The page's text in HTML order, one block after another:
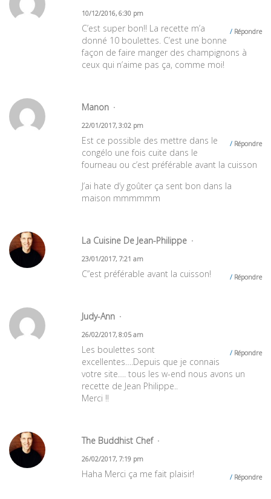
10/12/2016, 6:30 pm
Répondre
C’est super bon!! La recette m’a
donné 10 boulettes. C’est une bonne
façon de faire manger des champignons à
ceux qui n’aime pas ça, comme moi!
Manon
22/01/2017, 3:02 pm
Répondre
Est ce possible des mettre dans le
congélo une fois cuite dans le
fourneau ou c’est préférable avant la cuisson
J’ai hate d’y goûter ça sent bon dans la
maison mmmmmm
La Cuisine De Jean-Philippe
23/01/2017, 7:21 am
Répondre
C”est préférable avant la cuisson!
Judy-Ann
26/02/2017, 8:05 am
Répondre
Les boulettes sont
excellentes….Depuis que je connais
votre site…. tous les w-end nous avons un
recette de Jean Philippe..
Merci !!
The Buddhist Chef
26/02/2017, 7:19 pm
Répondre
Haha Merci ça me fait plaisir!